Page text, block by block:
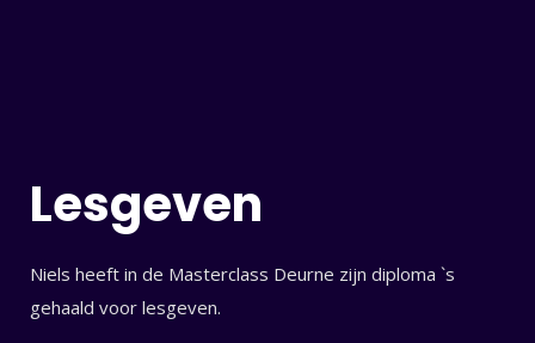
Lesgeven
Niels heeft in de Masterclass Deurne zijn diploma `s
gehaald voor lesgeven.